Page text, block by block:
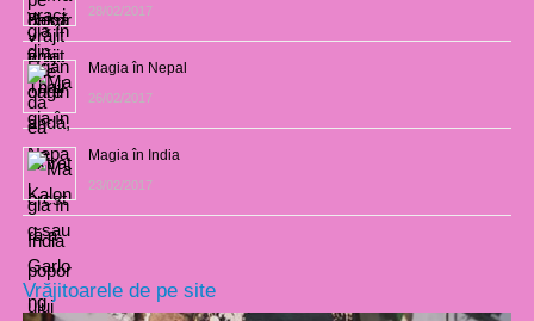
28/02/2017
Magia în Nepal
26/02/2017
Magia în India
23/02/2017
Vrăjitoarele de pe site